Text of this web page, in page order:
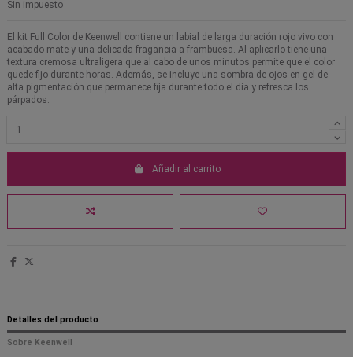
Sin impuesto
El kit Full Color de Keenwell contiene un labial de larga duración rojo vivo con
acabado mate y una delicada fragancia a frambuesa. Al aplicarlo tiene una
textura cremosa ultraligera que al cabo de unos minutos permite que el color
quede fijo durante horas. Además, se incluye una sombra de ojos en gel de
alta pigmentación que permanece fija durante todo el día y refresca los
párpados.
Añadir al carrito
Detalles del producto
Sobre Keenwell